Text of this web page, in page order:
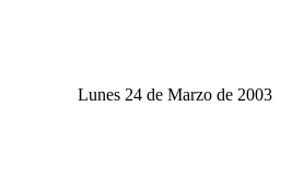
Lunes 24 de Marzo de 2003